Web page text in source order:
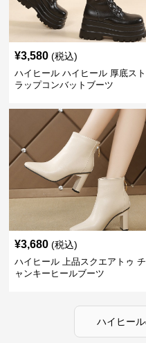
¥3,580 (税込)
ハイヒール ハイヒール 厚底スト
ラップコンバットブーツ
¥3,680 (税込)
ハイヒール 上品スクエアトゥ チ
ャンキーヒールブーツ
ハイヒール